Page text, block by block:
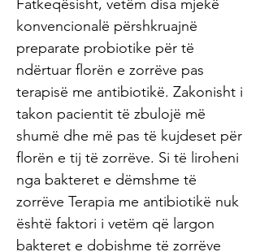
Fatkeqësisht, vetëm disa mjekë
konvencionalë përshkruajnë
preparate probiotike për të
ndërtuar florën e zorrëve pas
terapisë me antibiotikë. Zakonisht i
takon pacientit të zbulojë më
shumë dhe më pas të kujdeset për
florën e tij të zorrëve. Si të liroheni
nga bakteret e dëmshme të
zorrëve Terapia me antibiotikë nuk
është faktori i vetëm që largon
bakteret e dobishme të zorrëve